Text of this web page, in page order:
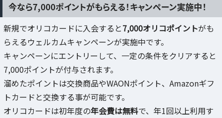
今なら7,000ポイントがもらえる！キャンペーン実施中！
新規でオリコカードに入会すると7,000オリコポイントがも
らえるウェルカムキャンペーンが実施中です。
キャンペーンにエントリーして、一定の条件をクリアすると
7,000ポイントが付与されます。
溜めたポイントは交換商品やWAONポイント、Amazonギフ
トカードと交換する事が可能です。
オリコカードは初年度の年会費は無料で、年1回以上利用す